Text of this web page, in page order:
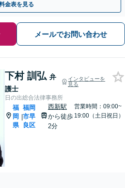
金表を見る
メールでお問い合わせ
下村 訓弘 弁
護士
インタビューを
見る
日の出総合法律事務所
福
岡
県
|
福岡
市早
良区
西新駅
から徒歩
2分
営業時間：09:00~
19:00（土日祝日）